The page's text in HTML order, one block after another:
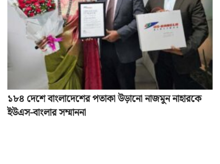
১৮৪ দেশে বাংলাদেশের পতাকা উড়ানো নাজমুন নাহারকে
ইউএস-বাংলার সম্মাননা